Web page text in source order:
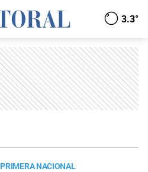
3.3°
PRIMERA NACIONAL